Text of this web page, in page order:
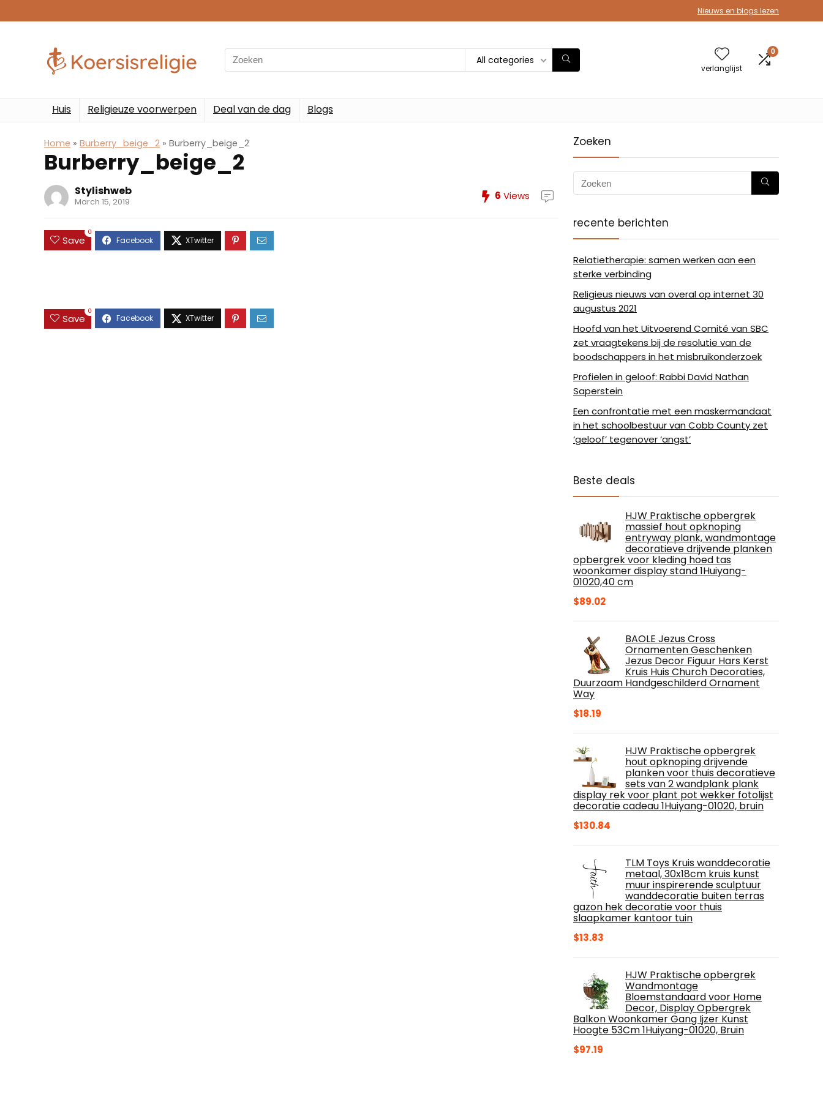
Nieuws en blogs lezen
Search
for:
All categories
verlanglijst
0
Huis Religieuze voorwerpen Deal van de dag Blogs
Home » Burberry_beige_2 » Burberry_beige_2
Burberry_beige_2
Stylishweb
March 15, 2019 6 Views
Save
0
Save
0
Zoeken
recente berichten
Relatietherapie: samen werken aan een
sterke verbinding
Religieus nieuws van overal op internet 30
augustus 2021
Hoofd van het Uitvoerend Comité van SBC
zet vraagtekens bij de resolutie van de
boodschappers in het misbruikonderzoek
Profielen in geloof: Rabbi David Nathan
Saperstein
Een confrontatie met een maskermandaat
in het schoolbestuur van Cobb County zet
‘geloof’ tegenover ‘angst’
Beste deals
HJW Praktische opbergrek
massief hout opknoping
entryway plank, wandmontage
decoratieve drijvende planken
opbergrek voor kleding hoed tas
woonkamer display stand 1Huiyang-
01020,40 cm
$89.02
BAOLE Jezus Cross
Ornamenten Geschenken
Jezus Decor Figuur Hars Kerst
Kruis Huis Church Decoraties,
Duurzaam Handgeschilderd Ornament
Way
$18.19
HJW Praktische opbergrek
hout opknoping drijvende
planken voor thuis decoratieve
sets van 2 wandplank plank
display rek voor plant pot wekker fotolijst
decoratie cadeau 1Huiyang-01020, bruin
$130.84
TLM Toys Kruis wanddecoratie
metaal, 30x18cm kruis kunst
muur inspirerende sculptuur
wanddecoratie buiten terras
gazon hek decoratie voor thuis
slaapkamer kantoor tuin
$13.83
HJW Praktische opbergrek
Wandmontage
Bloemstandaard voor Home
Decor, Display Opbergrek
Balkon Woonkamer Gang Ijzer Kunst
Hoogte 53Cm 1Huiyang-01020, Bruin
$97.19